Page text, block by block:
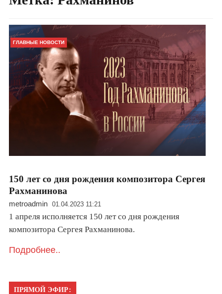
ГЛАВНЫЕ НОВОСТИ
150 лет со дня рождения композитора Сергея
Рахманинова
metroadmin 01.04.2023 11:21
1 апреля исполняется 150 лет со дня рождения
композитора Сергея Рахманинова.
Подробнее..
ПРЯМОЙ ЭФИР: